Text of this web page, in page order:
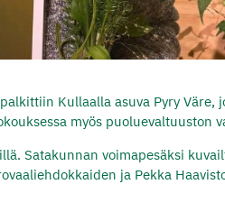
Kullaalla asuva Pyry Väre,
myös puoluevaltuuston
Satakunnan voimapesäksi
ja Pekka